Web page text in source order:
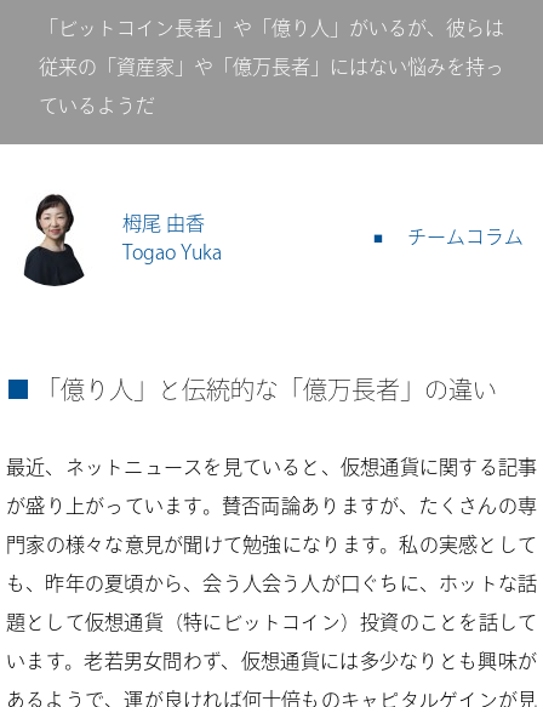
「ビットコイン長者」や「億り人」がいるが、彼らは
従来の「資産家」や「億万長者」にはない悩みを持っ
ているようだ
栂尾 由香
Togao Yuka
チームコラム
「億り人」と伝統的な「億万長者」の違い
最近、ネットニュースを見ていると、仮想通貨に関する記事
が盛り上がっています。賛否両論ありますが、たくさんの専
門家の様々な意見が聞けて勉強になります。私の実感として
も、昨年の夏頃から、会う人会う人が口ぐちに、ホットな話
題として仮想通貨（特にビットコイン）投資のことを話して
います。老若男女問わず、仮想通貨には多少なりとも興味が
あるようで、運が良ければ何十倍ものキャピタルゲインが見